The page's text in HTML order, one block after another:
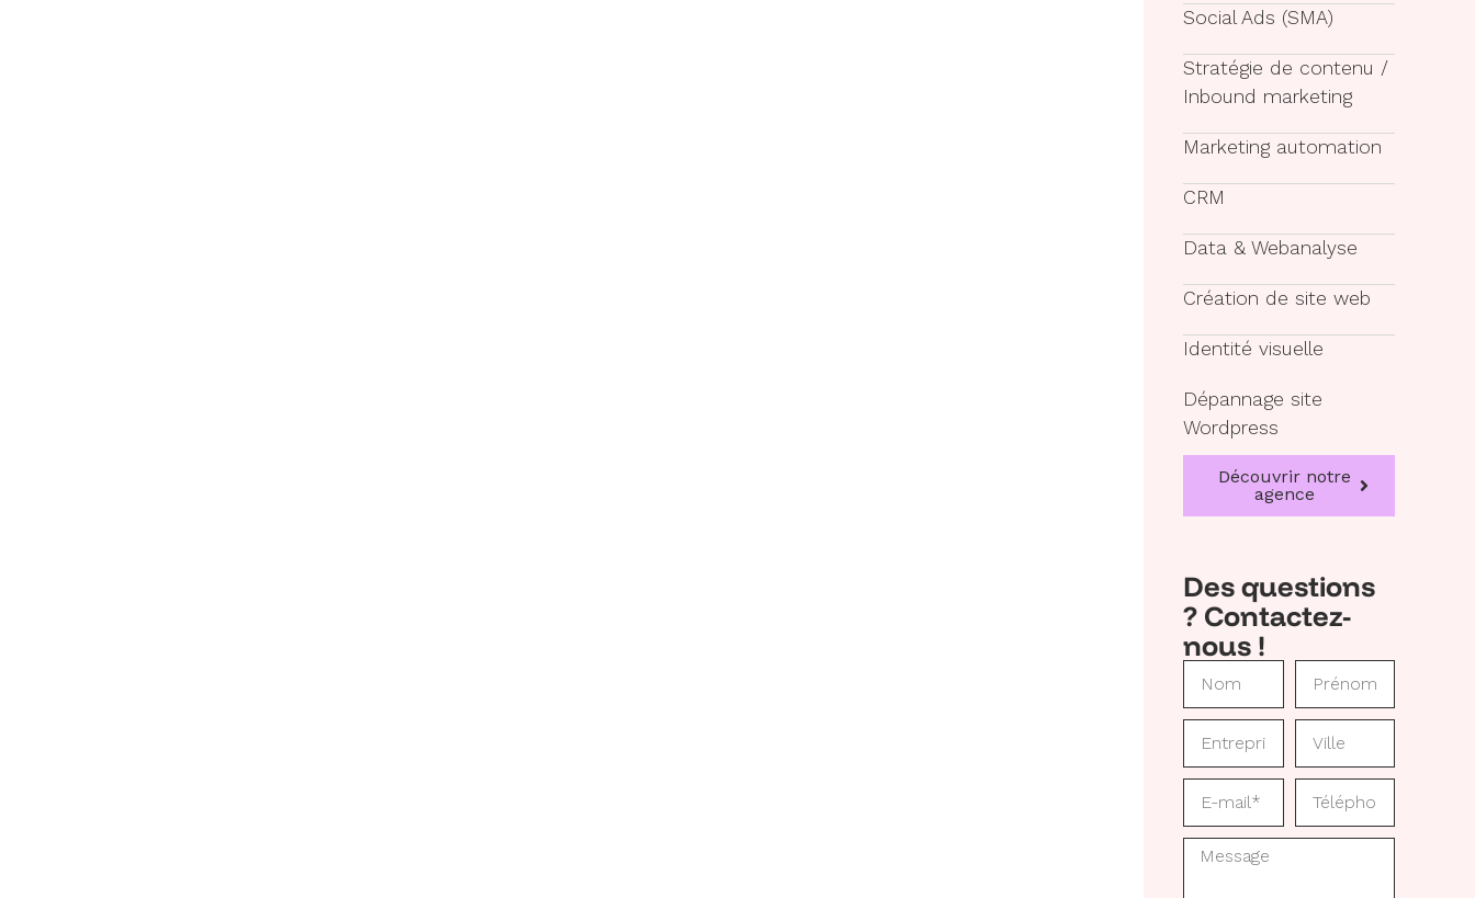
Social Ads (SMA)
Stratégie de contenu /
Inbound marketing
Marketing automation
CRM
Data & Webanalyse
Création de site web
Identité visuelle
Dépannage site
Wordpress
Découvrir notre
agence
Des questions
? Contactez-
nous !